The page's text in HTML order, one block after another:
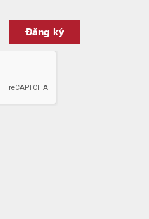
Đăng ký